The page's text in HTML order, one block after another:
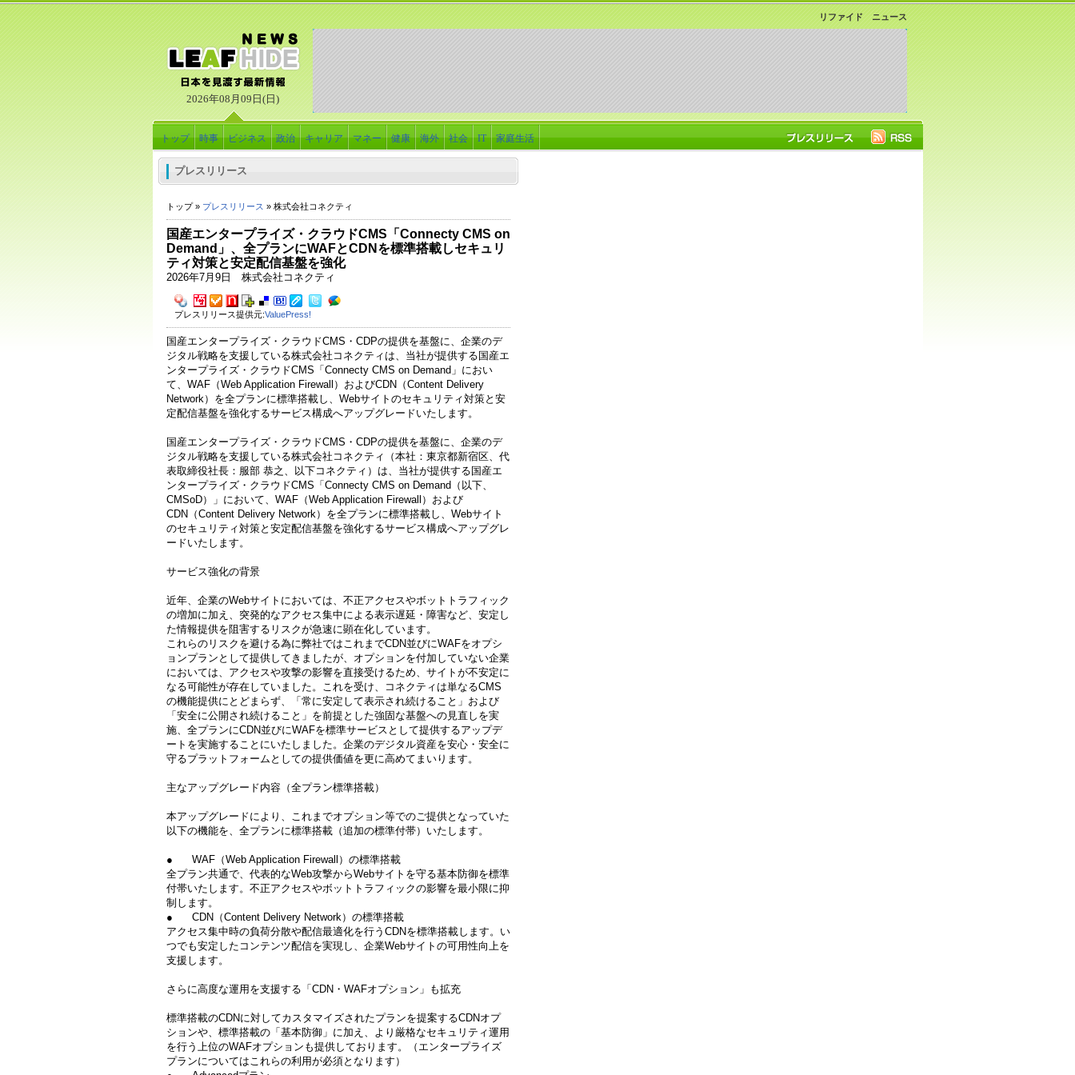
2026年08月09日(日)
リファイド ニュース
トップ 時事 ビジネス 政治 キャリア マネー 健康 海外 社会 IT 家庭生活
プレスリリース
トップ » プレスリリース » 株式会社コネクティ
国産エンタープライズ・クラウドCMS「Connecty CMS on
Demand」、全プランにWAFとCDNを標準搭載しセキュリ
ティ対策と安定配信基盤を強化
2026年7月9日 株式会社コネクティ
プレスリリース提供元:ValuePress!
国産エンタープライズ・クラウドCMS・CDPの提供を基盤に、企業のデ
ジタル戦略を支援している株式会社コネクティは、当社が提供する国産エ
ンタープライズ・クラウドCMS「Connecty CMS on Demand」におい
て、WAF（Web Application Firewall）およびCDN（Content Delivery
Network）を全プランに標準搭載し、Webサイトのセキュリティ対策と安
定配信基盤を強化するサービス構成へアップグレードいたします。
国産エンタープライズ・クラウドCMS・CDPの提供を基盤に、企業のデ
ジタル戦略を支援している株式会社コネクティ（本社：東京都新宿区、代
表取締役社長：服部 恭之、以下コネクティ）は、当社が提供する国産エ
ンタープライズ・クラウドCMS「Connecty CMS on Demand（以下、
CMSoD）」において、WAF（Web Application Firewall）および
CDN（Content Delivery Network）を全プランに標準搭載し、Webサイト
のセキュリティ対策と安定配信基盤を強化するサービス構成へアップグレ
ードいたします。
サービス強化の背景
近年、企業のWebサイトにおいては、不正アクセスやボットトラフィック
の増加に加え、突発的なアクセス集中による表示遅延・障害など、安定し
た情報提供を阻害するリスクが急速に顕在化しています。
これらのリスクを避ける為に弊社ではこれまでCDN並びにWAFをオプシ
ョンプランとして提供してきましたが、オプションを付加していない企業
においては、アクセスや攻撃の影響を直接受けるため、サイトが不安定に
なる可能性が存在していました。これを受け、コネクティは単なるCMS
の機能提供にとどまらず、「常に安定して表示され続けること」および
「安全に公開され続けること」を前提とした強固な基盤への見直しを実
施、全プランにCDN並びにWAFを標準サービスとして提供するアップデ
ートを実施することにいたしました。企業のデジタル資産を安心・安全に
守るプラットフォームとしての提供価値を更に高めてまいります。
主なアップグレード内容（全プラン標準搭載）
本アップグレードにより、これまでオプション等でのご提供となっていた
以下の機能を、全プランに標準搭載（追加の標準付帯）いたします。
● WAF（Web Application Firewall）の標準搭載
全プラン共通で、代表的なWeb攻撃からWebサイトを守る基本防御を標準
付帯いたします。不正アクセスやボットトラフィックの影響を最小限に抑
制します。
● CDN（Content Delivery Network）の標準搭載
アクセス集中時の負荷分散や配信最適化を行うCDNを標準搭載します。い
つでも安定したコンテンツ配信を実現し、企業Webサイトの可用性向上を
支援します。
さらに高度な運用を支援する「CDN・WAFオプション」も拡充
標準搭載のCDNに対してカスタマイズされたプランを提案するCDNオプ
ションや、標準搭載の「基本防御」に加え、より厳格なセキュリティ運用
を行う上位のWAFオプションも提供しております。（エンタープライズ
プランについてはこれらの利用が必須となります）